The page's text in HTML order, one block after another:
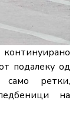
подалеку од
само ретки,
на